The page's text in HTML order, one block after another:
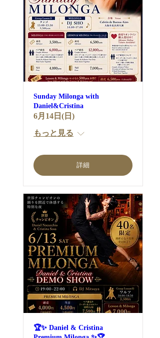
Sunday Milonga with
Daniel&Cristina
6月14日(日)
もっと見る
詳細
🏆✨ Daniel & Cristina